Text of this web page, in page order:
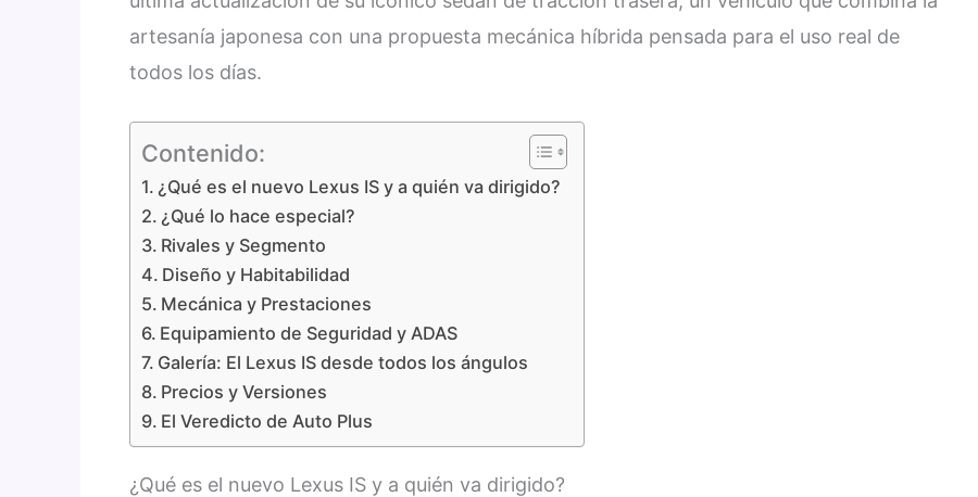
artesanía japonesa con una propuesta mecánica híbrida pensada para el uso real de
todos los días.
Contenido:
¿Qué es el nuevo Lexus IS y a quién va dirigido?
¿Qué lo hace especial?
Rivales y Segmento
Diseño y Habitabilidad
Mecánica y Prestaciones
Equipamiento de Seguridad y ADAS
Galería: El Lexus IS desde todos los ángulos
Precios y Versiones
El Veredicto de Auto Plus
¿Qué es el nuevo Lexus IS y a quién va dirigido?